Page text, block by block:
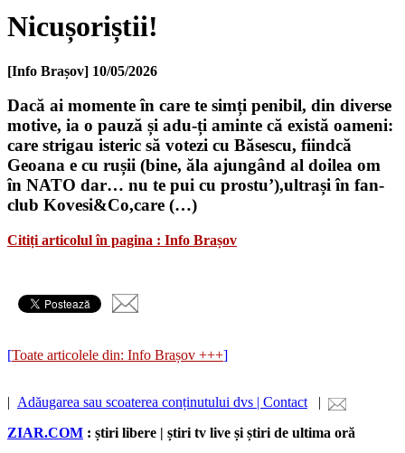
Nicușoriștii!
[Info Brașov] 10/05/2026
Dacă ai momente în care te simți penibil, din diverse
motive, ia o pauză și adu-ți aminte că există oameni:
care strigau isteric să votezi cu Băsescu, fiindcă
Geoana e cu rușii (bine, ăla ajungând al doilea om
în NATO dar… nu te pui cu prostu’),ultrași în fan-
club Kovesi&Co,care (…)
Citiți articolul în pagina : Info Brașov
[Toate articolele din: Info Brașov +++]
| Adăugarea sau scoaterea conținutului dvs | Contact |
ZIAR.COM : știri libere | știri tv live și știri de ultima oră